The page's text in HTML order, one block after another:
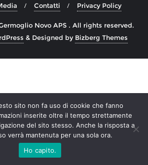
Contatti Privacy Policy
Novo APS . All rights reserved.
& Designed by Bizberg Themes
sito non fa uso di cookie che fanno
inserite oltre il tempo strettamente
del sito stesso. Anche la risposta a
verrà mantenuta per una sola ora.
Ho capito.